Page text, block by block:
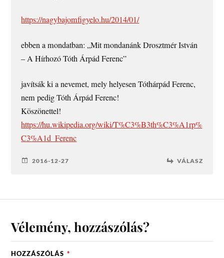
https://nagybajomfigyelo.hu/2014/01/
ebben a mondatban: „Mit mondanánk Drosztmér István
– A Hírhozó Tóth Árpád Ferenc”
javítsák ki a nevemet, mely helyesen Tóthárpád Ferenc,
nem pedig Tóth Árpád Ferenc!
Köszönettel!
https://hu.wikipedia.org/wiki/T%C3%B3th%C3%A1rp%
C3%A1d_Ferenc
2016-12-27 VÁLASZ
Vélemény, hozzászólás?
HOZZÁSZÓLÁS *